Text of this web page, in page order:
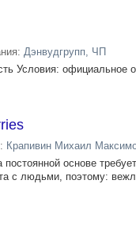
Дэнвудгрупп, ЧП
Условия: официальное
Крапивин Михаил
основе
с людьми, поэтому: